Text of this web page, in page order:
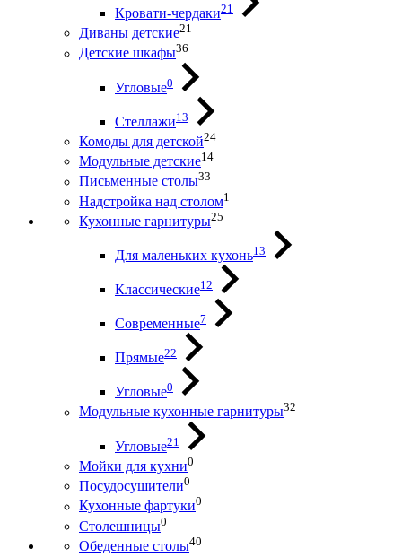
Кровати-чердаки21
Диваны детские21
Детские шкафы36
Угловые0
Стеллажи13
Комоды для детской24
Модульные детские14
Письменные столы33
Надстройка над столом1
Кухонные гарнитуры25
Для маленьких кухонь13
Классические12
Современные7
Прямые22
Угловые0
Модульные кухонные гарнитуры32
Угловые21
Мойки для кухни0
Посудосушители0
Кухонные фартуки0
Столешницы0
Обеденные столы40